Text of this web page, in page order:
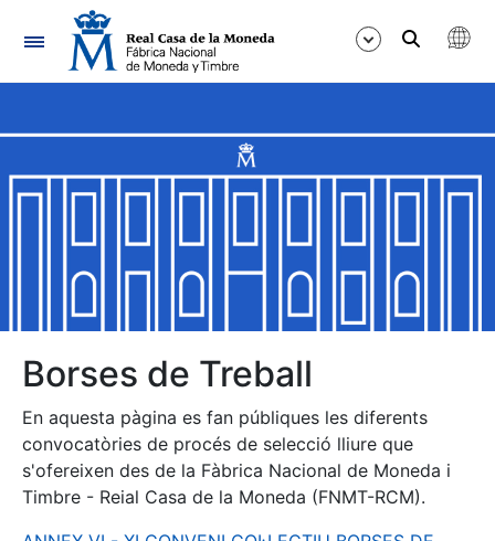
Navegació
Mostra/Amaga
Mostra/Amaga
Mostra/Amaga
Mostra/Amaga
Borses de Treball
En aquesta pàgina es fan públiques les diferents
convocatòries de procés de selecció lliure que
s'ofereixen des de la Fàbrica Nacional de Moneda i
Timbre - Reial Casa de la Moneda (FNMT-RCM).